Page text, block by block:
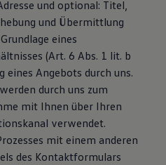
und optional: Titel,
und Übermittlung
eines
(Art. 6 Abs. 1 lit. b
eines Angebots durch uns.
durch uns zum
mit Ihnen über Ihren
verwendet.
mit einem anderen
des Kontaktformulars